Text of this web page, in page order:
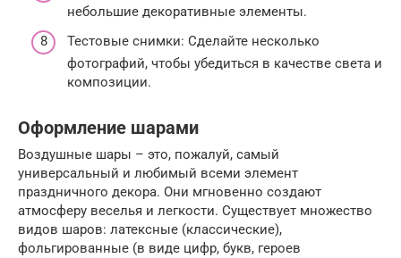
небольшие декоративные элементы.
Тестовые снимки: Сделайте несколько
фотографий, чтобы убедиться в качестве света и
композиции.
Оформление шарами
Воздушные шары – это, пожалуй, самый
универсальный и любимый всеми элемент
праздничного декора. Они мгновенно создают
атмосферу веселья и легкости. Существует множество
видов шаров: латексные (классические),
фольгированные (в виде цифр, букв, героев